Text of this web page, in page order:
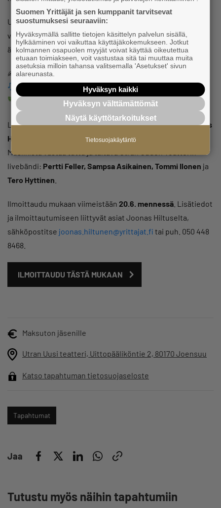
Utran Uuden Teatterin kesän 2025 näytelmä nauraa,
virnistelee ja herkistelee ihmisyyden ja suomalaisuuden
äärellä – tuttuun tapaan.
✍️Käsikirjoitus: Antti Heikkinen
Laulut ja sävelet:
Ilja Teppo
Ohjaus: Olli-Matti Oinonen
Lavalla nähdään huikea porukka:Jussi Lampi, Antti Tuomas
Heikkinen, Elina Rintala, Jarkko Tiainen
Musiikista vastaa tuttu ja taitava Utran Uuden Teatterin
livebändi: Pertti Feller, Sampsa Asikainen, Tommi Ilonen ja
Tero Hyttinen
Ilmoittaudu mukaan viimeistään 20.6. mennessä . Lisätiedot
ja ilmoittautumiseen liittyvät asiat Joonas Hiltuselta,
sähköpostitse joonas.hiltunen@yrittajat.fi tai puh. 050 448
8468.
ILMOITTAUDU TÄSTÄ MUKAAN
Maksuton jäsenille
Utran Uusi teatteri, Uittopääliköntie 2, 80170 Joensuu
Katso tapahtuman tietosuojaseloste
Tapahtumat
Jaa
Tutustu myös näihin tapahtumiin
Suomen Yrittäjät ja sen kumppanit tarvitsevat
suostumuksesi seuraaviin:
Hyväksymällä sallitte tietojen käsittelyn palvelun sisällä,
hylkääminen voi vaikuttaa käyttäjäkokemukseen. Jotkut
kolmannen osapuolen myyjät voivat käyttää oikeutettua
etuaan toimiakseen, voit vastustaa sitä tai muuttaa muita
asetuksia milloin tahansa valitsemalla 'Asetukset' sivun
alareunasta.
Hyväksyn kaikki
Hyväksyn välttämättömät
Näytä käyttötarkoitukset
Tietosuojakäytäntö